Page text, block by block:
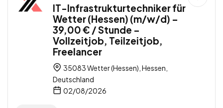
IT-Infrastrukturtechniker für
Wetter (Hessen) (m/w/d) –
39,00 € / Stunde –
Vollzeitjob, Teilzeitjob,
Freelancer
35083 Wetter (Hessen), Hessen,
Deutschland
02/08/2026